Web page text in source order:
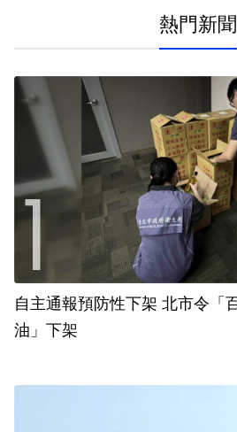
熱門新聞
自主通報預防性下架 北市令「百年堂冷壓黃金苦茶
油」下架